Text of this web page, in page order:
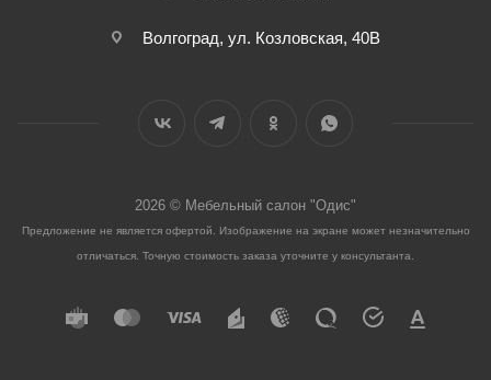
Волгоград, ул. Козловская, 40В
2026 © Мебельный салон "Одис"
Предложение не является офертой. Изображение на экране может незначительно
отличаться. Точную стоимость заказа уточните у консультанта.